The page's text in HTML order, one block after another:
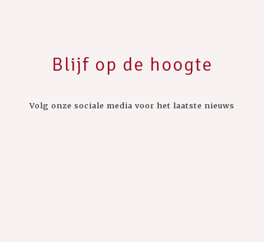
Blijf op de hoogte
Volg onze sociale media voor het laatste nieuws